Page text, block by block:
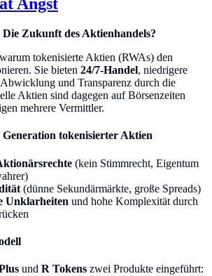
Zukunft des Aktienhandels?
tokenisierte Aktien (RWAs) den
Sie bieten 24/7-Handel, niedrigere
und Transparenz durch die
Aktien sind dagegen auf Börsenzeiten
mehrere Vermittler.
Generation tokenisierter Aktien
(kein Stimmrecht, Eigentum
(dünne Sekundärmärkte, große Spreads)
Unklarheiten und hohe Komplexität durch
und R Tokens zwei Produkte eingeführt: